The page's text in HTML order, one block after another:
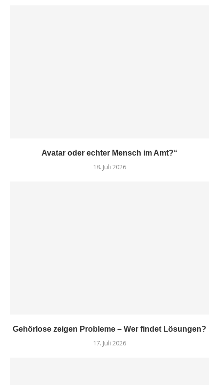
Avatar oder echter Mensch im Amt?“
18. Juli 2026
Gehörlose zeigen Probleme – Wer findet Lösungen?
17. Juli 2026